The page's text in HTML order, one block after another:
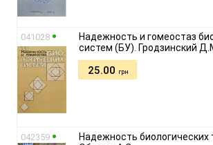
041028
Надежность и гомеостаз
систем (БУ). Гродзинский
25.00 грн
042359
Надежность биологических